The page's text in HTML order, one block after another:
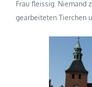
Frau fleissig. Niemand
gearbeiteten Tierchen